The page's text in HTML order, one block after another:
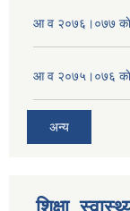
आ व २०७६।०७७
आ व २०७५।०७६
अन्य